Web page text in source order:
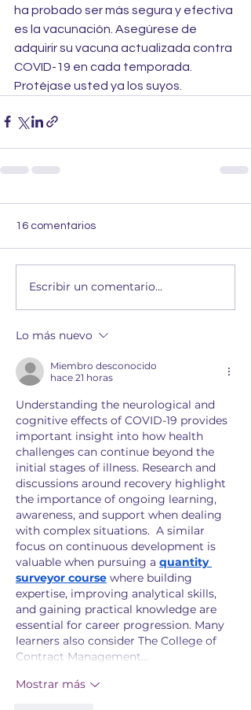
ha probado ser más segura y efectiva
es la vacunación. Asegúrese de
adquirir su vacuna actualizada contra
COVID-19 en cada temporada.
Protéjase usted ya los suyos.
16 comentarios
Escribir un comentario...
Lo más nuevo
Miembro desconocido
hace 21 horas
Understanding the neurological and
cognitive effects of COVID-19 provides
important insight into how health
challenges can continue beyond the
initial stages of illness. Research and
discussions around recovery highlight
the importance of ongoing learning,
awareness, and support when dealing
with complex situations.  A similar
focus on continuous development is
valuable when pursuing a quantity
surveyor course where building
expertise, improving analytical skills,
and gaining practical knowledge are
essential for career progression. Many
learners also consider The College of
Contract Management…
Mostrar más